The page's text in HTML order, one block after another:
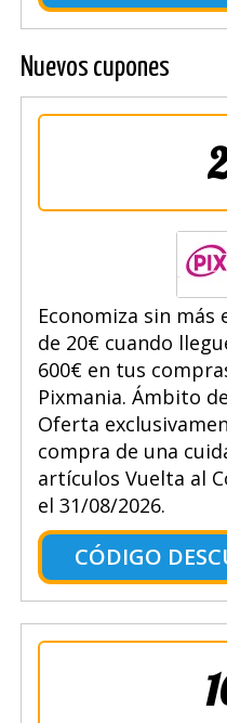
Nuevos cupones
Economiza sin más
de 20€ cuando
600€ en tus
Pixmania. Ámbito
Oferta
compra de una
artículos Vuelta al
el 31/08/2026.
CÓDIGO